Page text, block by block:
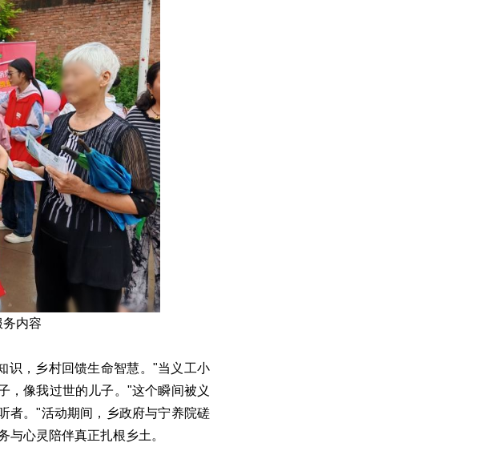
内容
识，乡村回馈生命智慧。"当义工小
，像我过世的儿子。"这个瞬间被义
者。"活动期间，乡政府与宁养院磋
心灵陪伴真正扎根乡土。